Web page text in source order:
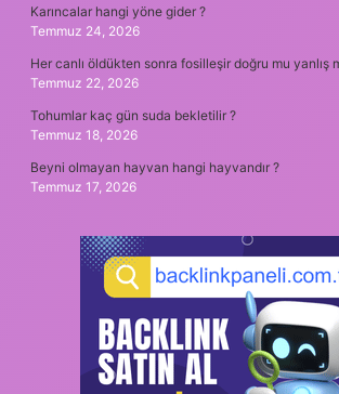
Karıncalar hangi yöne gider ?
Temmuz 24, 2026
Her canlı öldükten sonra fosilleşir doğru mu yanlış
Temmuz 22, 2026
Tohumlar kaç gün suda bekletilir ?
Temmuz 18, 2026
Beyni olmayan hayvan hangi hayvandır ?
Temmuz 17, 2026